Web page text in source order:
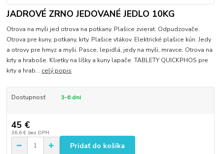
JADROVÉ ZRNO JEDOVANÉ JEDLO 10KG
Otrova na myši jed otrova na potkany. Plašice zvierat. Odpudzovače.
Otrova pre kuny, potkany, krty. Plašice vtákov. Elektrické plašice kún. Jedy
a otrovy pre hmyz a myši. Pasce, lepidlá, jedy na myši, mravce. Otrova na
krty a hraboše. Klietky na líšky a kuny lapače. TABLETY QUICKPHOS pre
krty a hrab... celý popis
Dostupnosť 3-6 dni
45 €
36,6 € bez DPH
Pridať do košíka